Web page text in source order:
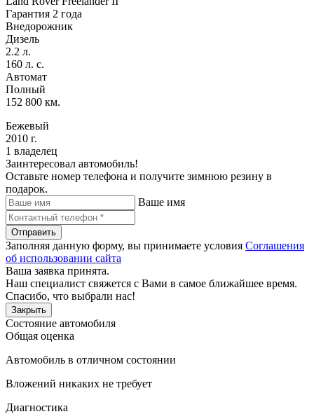
Гарантия 2 года
Внедорожник
Дизель
2.2 л.
160 л. с.
Автомат
Полный
152 800 км.
Бежевый
2010 г.
1 владелец
Заинтересовал автомобиль!
Оставьте номер телефона и получите зимнюю резину в
подарок.
Ваше имя
Отправить
Заполняя данную форму, вы принимаете условия Соглашения
об использовании сайта
Ваша заявка принята.
Наш специалист свяжется с Вами в самое ближайшее время.
Спасибо, что выбрали нас!
Закрыть
Состояние автомобиля
Общая оценка
Автомобиль в отличном состоянии
Вложений никаких не требует
Диагностика